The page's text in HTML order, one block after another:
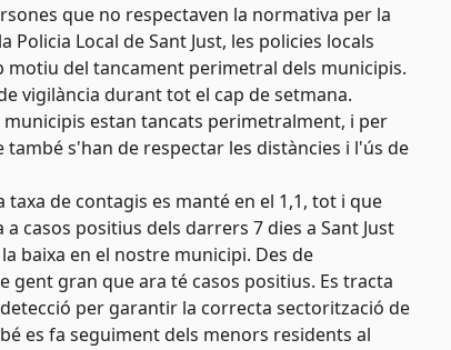
que no respectaven la normativa per la
Local de Sant Just, les policies locals
motiu del tancament perimetral dels municipis.
vigilància durant tot el cap de setmana.
estan tancats perimetralment, i per
s'han de respectar les distàncies i l'ús de
de contagis es manté en el 1,1, tot i que
casos positius dels darrers 7 dies a Sant Just
baixa en el nostre municipi. Des de
gent gran que ara té casos positius. Es tracta
per garantir la correcta sectorització de
es fa seguiment dels menors residents al